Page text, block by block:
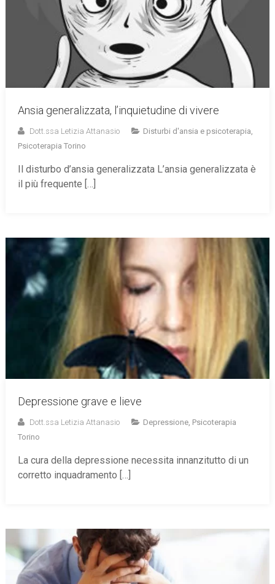
Ansia generalizzata, l’inquietudine di vivere
Dott.ssa Letizia Attanasio Disturbi d'ansia e psicoterapia,
Psicoterapia Torino
Il disturbo d’ansia generalizzata L’ansia generalizzata è
il più frequente […]
Depressione grave e lieve
Dott.ssa Letizia Attanasio Depressione, Psicoterapia
Torino
La cura della depressione necessita innanzitutto di un
corretto inquadramento […]